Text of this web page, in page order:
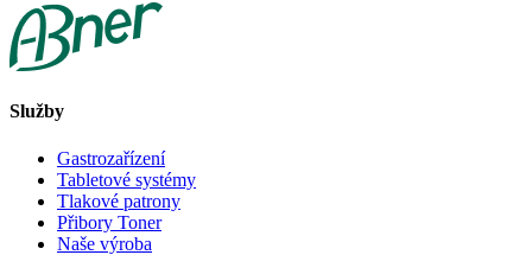
Služby
Gastrozařízení
Tabletové systémy
Tlakové patrony
Přibory Toner
Naše výroba